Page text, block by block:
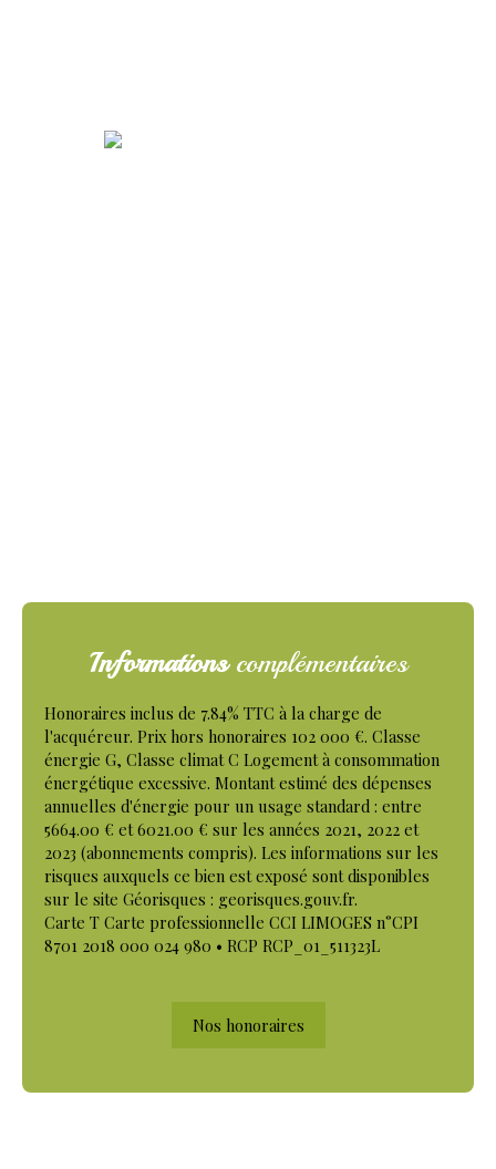
Informationscomplémentaires
Honoraires inclus de 7.84% TTC à la charge de
l'acquéreur. Prix hors honoraires 102 000 €. Classe
énergie G, Classe climat C Logement à consommation
énergétique excessive. Montant estimé des dépenses
annuelles d'énergie pour un usage standard : entre
5664.00 € et 6021.00 € sur les années 2021, 2022 et
2023 (abonnements compris). Les informations sur les
risques auxquels ce bien est exposé sont disponibles
sur le site Géorisques : georisques.gouv.fr.
Carte T Carte professionnelle CCI LIMOGES n°CPI
8701 2018 000 024 980 • RCP RCP_01_511323L
Nos honoraires